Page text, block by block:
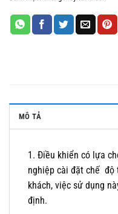
MÔ TẢ
1. Điều khiển có lựa
nghiệp cài đặt chế độ
khách, việc sử dụng
định.